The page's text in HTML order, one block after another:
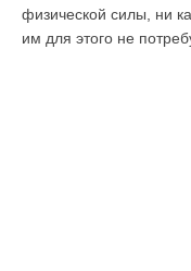
физической силы, ни
им для этого не